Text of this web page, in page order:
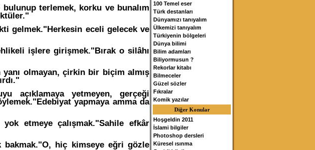
terlemek, korku ve bunalım
gelmek."Herkesin eceli gelecek ve
işlere girişmek."Bırak o silâhı
olmayan, çirkin bir biçim almış
açıklamaya yetmeyen, gerçeği
yapmaya amma da
yok etmeye çalışmak."Sahile efkâr
bakmak."O, hiç kimseye eğri gözle
100 Temel eser
Türk destanları
Dünyamızı tanıyalım
Ülkemizi tanıyalım
Türkiyenin bölgeleri
Dünya bilimi
Bilim adamları
Biliyormusun ?
Rekorlar kitabı
Bilmeceler
Güzel sözler
Fıkralar
Komik yazılar
Diğer Konular
Hoşgeldin 2011
İslami bilgiler
Photoshop dersleri
Küresel ısınma